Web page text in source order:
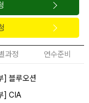
과정 연수준비
] 블루오션
] CIA